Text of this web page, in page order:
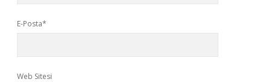
E-Posta*
Web Sitesi